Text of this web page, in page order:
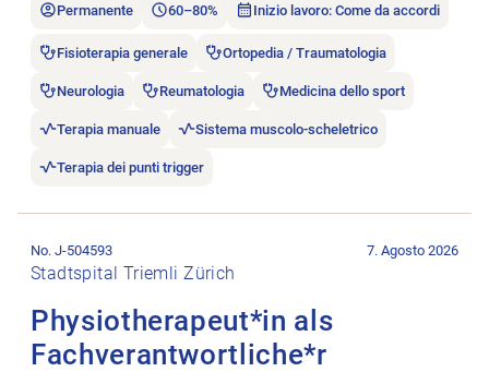
Permanente 60–80% Inizio lavoro: Come da accordi
Fisioterapia generale Ortopedia / Traumatologia
Neurologia Reumatologia Medicina dello sport
Terapia manuale Sistema muscolo-scheletrico
Terapia dei punti trigger
Stadtspital Triemli Zürich
Physiotherapeut*in als
Fachverantwortliche*r
No. J-504593 7. Agosto 2026